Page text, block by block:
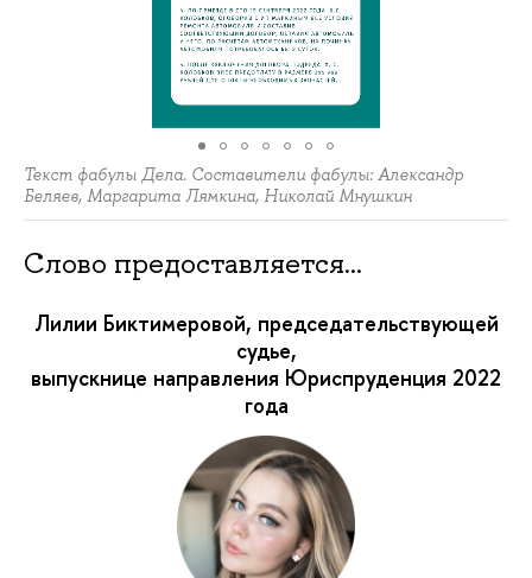
Текст фабулы Дела. Составители фабулы: Александр
Беляев, Маргарита Лямкина, Николай Мнушкин
Слово предоставляется…
Лилии Биктимеровой, председательствующей
судье,
выпускнице направления Юриспруденция 2022
года